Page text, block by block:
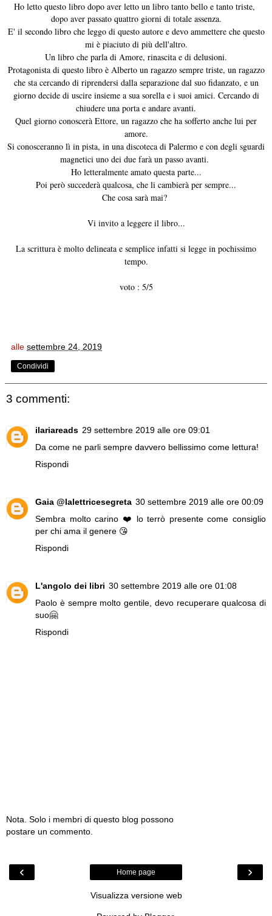
Ho letto questo libro dopo aver letto un libro tanto bello e tanto triste,
dopo aver passato quattro giorni di totale assenza.
E' il secondo libro che leggo di questo autore e devo ammettere che questo
mi è piaciuto di più dell'altro.
Un libro che parla di Amore, rinascita e di delusioni.
Protagonista di questo libro è Alberto un ragazzo sempre triste, un ragazzo
che sta cercando di riprendersi dalla separazione dal suo fidanzato, e un
giorno decide di uscire insieme a sua sorella e i suoi amici. Cercando di
chiudere una porta e andare avanti.
Quel giorno conoscerà Ettore, un ragazzo che ha sofferto anche lui per
amore.
Si conosceranno lì in pista, in una discoteca di Palermo e con degli sguardi
magnetici uno dei due farà un passo avanti.
Ho letteralmente amato questa parte...
Poi però succederà qualcosa, che li cambierà per sempre...
Che cosa sarà mai?
Vi invito a leggere il libro...
La scrittura è molto delineata e semplice infatti si legge in pochissimo
tempo.
voto : 5/5
alle settembre 24, 2019
Condividi
3 commenti:
ilariareads 29 settembre 2019 alle ore 09:01
Da come ne parli sempre davvero bellissimo come lettura!
Rispondi
Gaia @lalettricesegreta 30 settembre 2019 alle ore 00:09
Sembra molto carino ❤️ lo terrò presente come consiglio
per chi ama il genere 😘
Rispondi
L'angolo dei libri 30 settembre 2019 alle ore 01:08
Paolo è sempre molto gentile, devo recuperare qualcosa di
suo🤗
Rispondi
Nota. Solo i membri di questo blog possono
postare un commento.
‹ ›
Home page
Visualizza versione web